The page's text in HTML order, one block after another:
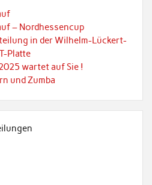
– Nordhessencup
in der Wilhelm-Lückert-
Platte
wartet auf Sie !
und Zumba